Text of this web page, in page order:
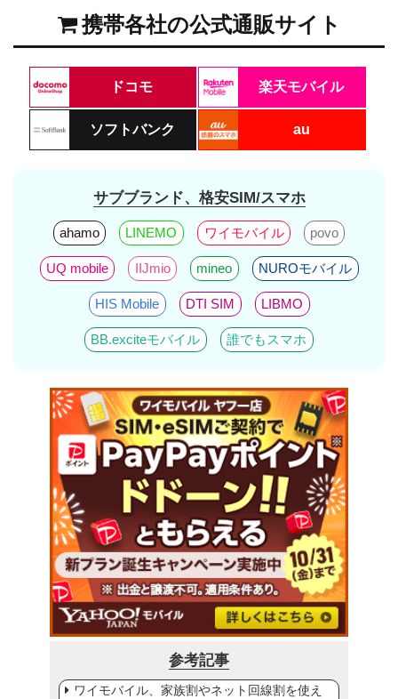
携帯各社の公式通販サイト
ドコモ 楽天モバイル
ソフトバンク au
サブブランド、格安SIM/スマホ
ahamo LINEMO ワイモバイル povo
UQ mobile IIJmio mineo NUROモバイル
HIS Mobile DTI SIM LIBMO
BB.exciteモバイル 誰でもスマホ
参考記事
ワイモバイル、家族割やネット回線割を使え